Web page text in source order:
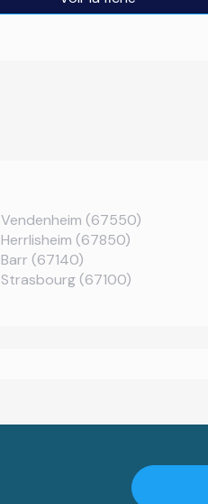
Vendenheim (67550)
Herrlisheim (67850)
Barr (67140)
Strasbourg (67100)